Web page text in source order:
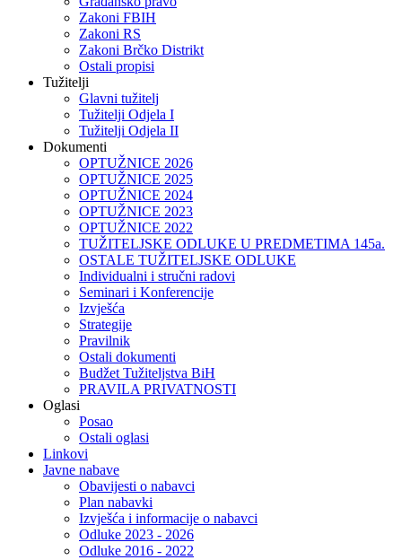
Zakoni FBIH
Zakoni RS
Zakoni Brčko Distrikt
Ostali propisi
Tužitelji
Glavni tužitelj
Tužitelji Odjela I
Tužitelji Odjela II
Dokumenti
OPTUŽNICE 2026
OPTUŽNICE 2025
OPTUŽNICE 2024
OPTUŽNICE 2023
OPTUŽNICE 2022
TUŽITELJSKE ODLUKE U PREDMETIMA 145a.
OSTALE TUŽITELJSKE ODLUKE
Individualni i stručni radovi
Seminari i Konferencije
Izvješća
Strategije
Pravilnik
Ostali dokumenti
Budžet Tužiteljstva BiH
PRAVILA PRIVATNOSTI
Oglasi
Posao
Ostali oglasi
Linkovi
Javne nabave
Obavijesti o nabavci
Plan nabavki
Izvješća i informacije o nabavci
Odluke 2023 - 2026
Odluke 2016 - 2022